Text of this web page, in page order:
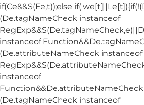
if(Ce&&S(Ee,t));else
(De.tagNameCheck instanceof
instanceof
(De.attributeNameCheck instanceof
instanceof
(De.tagNameCheck instanceof